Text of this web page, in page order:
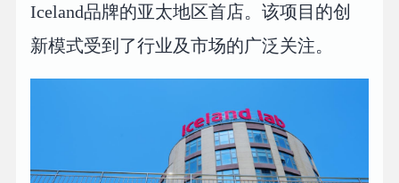
Iceland品牌的亚太地区首店。该项目的创
新模式受到了行业及市场的广泛关注。